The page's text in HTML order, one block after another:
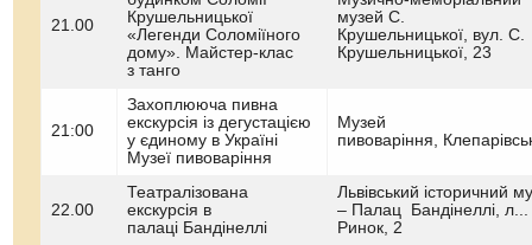
21.00
Крушельницької
«Легенди Соломіїного
дому». Майстер-клас
з танго
музей С.
Крушельницької, вул. С.
Крушельницької, 23
21:00
Захоплююча пивна
екскурсія із дегустацією
у єдиному в Україні
Музеї пивоваріння
Музей
пивоваріння,
22.00
Театралізована
екскурсія в
палаці Бандінеллі
Львівський історичний
– Палац Бандінеллі, л...
Ринок, 2